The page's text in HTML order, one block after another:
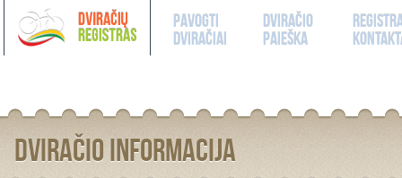
Pavogti
dviračiai
Dviračio
paieška
Dviračio informacija